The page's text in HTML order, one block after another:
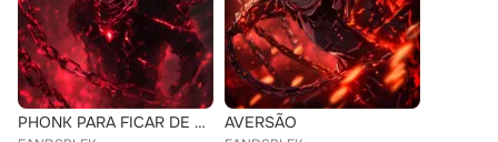
PHONK PARA FICAR DE QUATRO AVERSÃO